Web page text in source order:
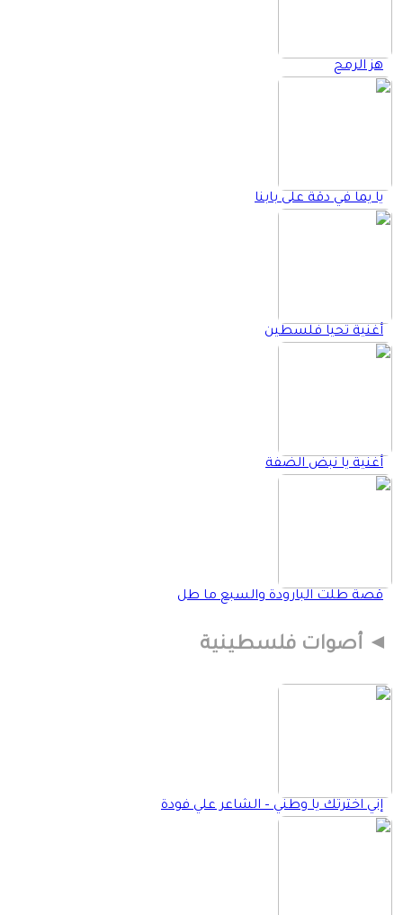
هز الرمح
يا يما في دقة على بابنا
أغنية تحيا فلسطين
أغنية يا نبض الضفة
قصة طلت البارودة والسبع ما طل
أصوات فلسطينية
إني اخترتك يا وطني – الشاعر علي فودة